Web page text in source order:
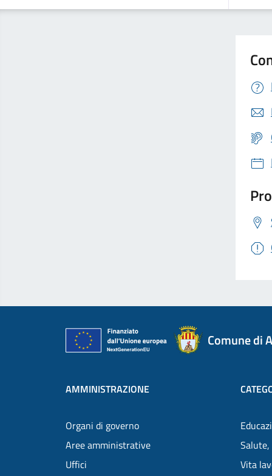
Comune di
AMMINISTRAZIONE
Organi di governo
Aree amministrative
Uffici
Salute,
Vita